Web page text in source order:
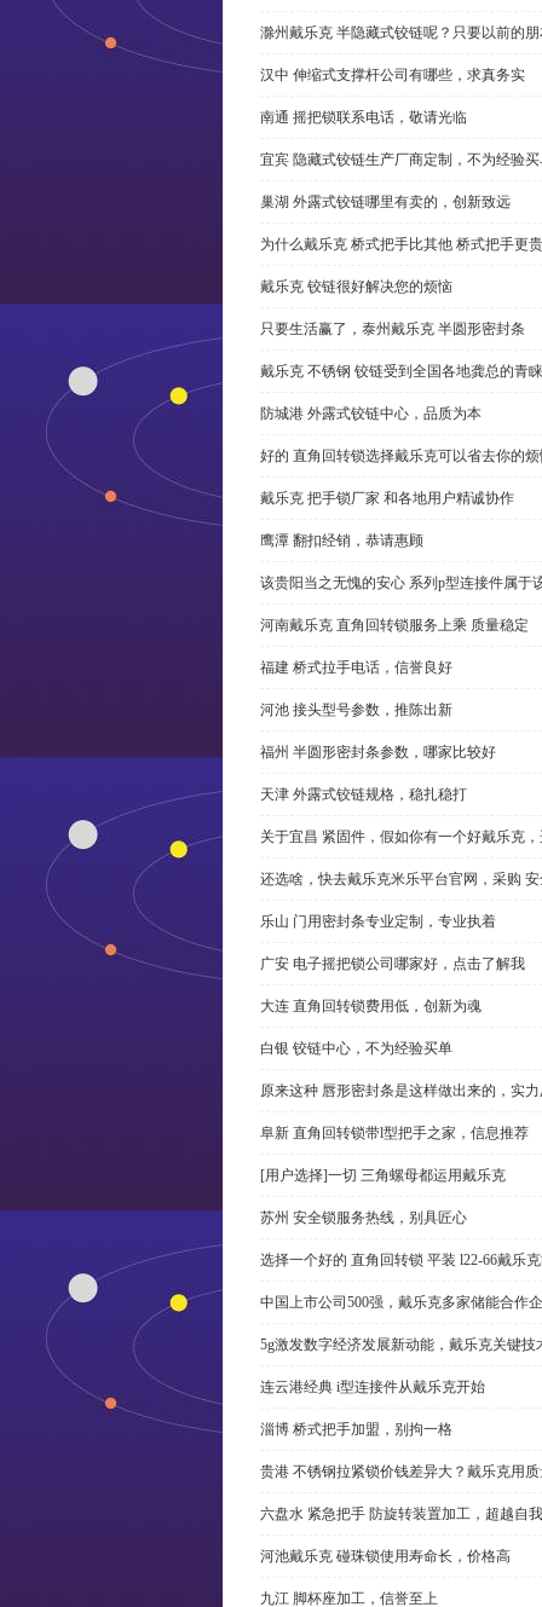
滁州戴乐克 半隐藏式铰链呢？只要以前的
汉中 伸缩式支撑杆公司有哪些，求真务实
南通 摇把锁联系电话，敬请光临
宜宾 隐藏式铰链生产厂商定制，不为经验
巢湖 外露式铰链哪里有卖的，创新致远
为什么戴乐克 桥式把手比其他 桥式把手更
戴乐克 铰链很好解决您的烦恼
只要生活赢了，泰州戴乐克 半圆形密封条
戴乐克 不锈钢 铰链受到全国各地龚总的青睐
防城港 外露式铰链中心，品质为本
好的 直角回转锁选择戴乐克可以省去你的
戴乐克 把手锁厂家 和各地用户精诚协作
鹰潭 翻扣经销，恭请惠顾
该贵阳当之无愧的安心 系列p型连接件属于
河南戴乐克 直角回转锁服务上乘 质量稳定
福建 桥式拉手电话，信誉良好
河池 接头型号参数，推陈出新
福州 半圆形密封条参数，哪家比较好
天津 外露式铰链规格，稳扎稳打
关于宜昌 紧固件，假如你有一个好戴乐克
还选啥，快去戴乐克米乐平台官网，采购
乐山 门用密封条专业定制，专业执着
广安 电子摇把锁公司哪家好，点击了解我
大连 直角回转锁费用低，创新为魂
白银 铰链中心，不为经验买单
原来这种 唇形密封条是这样做出来的，实
阜新 直角回转锁带l型把手之家，信息推荐
[用户选择]一切 三角螺母都运用戴乐克
苏州 安全锁服务热线，别具匠心
选择一个好的 直角回转锁 平装 l22-66戴乐
中国上市公司500强，戴乐克多家储能合作
5g激发数字经济发展新动能，戴乐克关键技
连云港经典 i型连接件从戴乐克开始
淄博 桥式把手加盟，别拘一格
贵港 不锈钢拉紧锁价钱差异大？戴乐克用
六盘水 紧急把手 防旋转装置加工，超越自我
河池戴乐克 碰珠锁使用寿命长，价格高
九江 脚杯座加工，信誉至上